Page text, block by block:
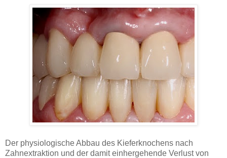
Der physiologische Abbau des Kieferknochens nach
Zahnextraktion und der damit einhergehende Verlust von